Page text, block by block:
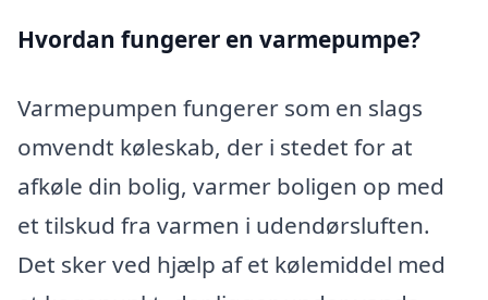
Hvordan fungerer en varmepumpe?
Varmepumpen fungerer som en slags
omvendt køleskab, der i stedet for at
afkøle din bolig, varmer boligen op med
et tilskud fra varmen i udendørsluften.
Det sker ved hjælp af et kølemiddel med